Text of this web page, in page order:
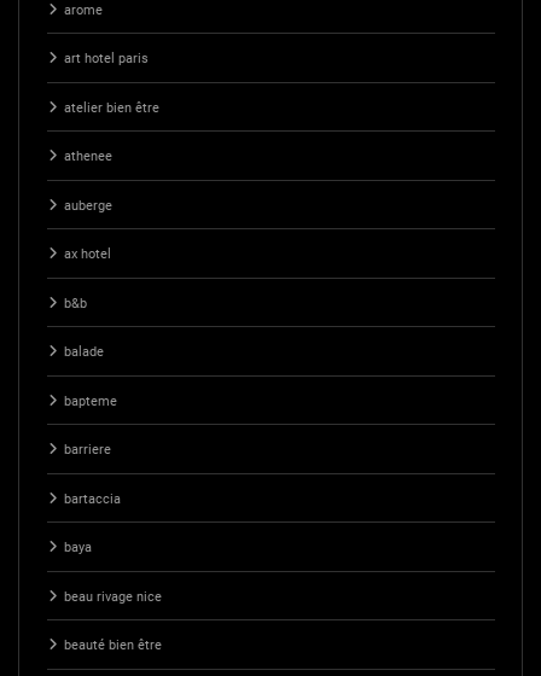
arome
art hotel paris
atelier bien être
athenee
auberge
ax hotel
b&b
balade
bapteme
barriere
bartaccia
baya
beau rivage nice
beauté bien être